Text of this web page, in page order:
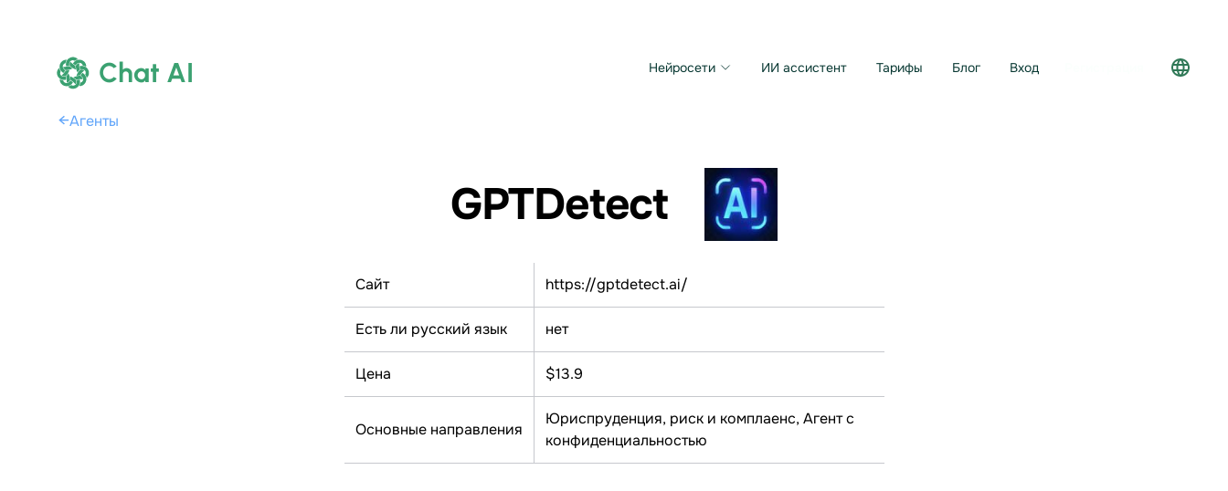
Chat AI Нейросети ИИ ассистент Тарифы Блог Вход
←Агенты
GPTDetect
Сайт https://gptdetect.ai/
Есть ли русский язык нет
Цена $13.9
Основные направления
Юриспруденция, риск и комплаенс, Агент с
конфиденциальностью